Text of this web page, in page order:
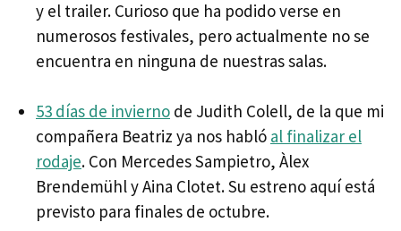
y el trailer. Curioso que ha podido verse en
numerosos festivales, pero actualmente no se
encuentra en ninguna de nuestras salas.
53 días de invierno de Judith Colell, de la que mi
compañera Beatriz ya nos habló al finalizar el
rodaje. Con Mercedes Sampietro, Àlex
Brendemühl y Aina Clotet. Su estreno aquí está
previsto para finales de octubre.